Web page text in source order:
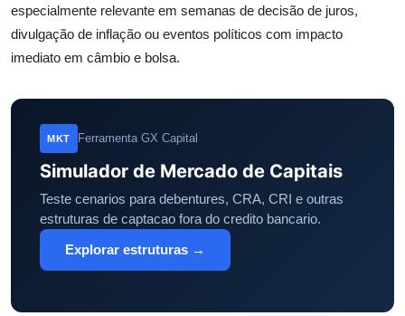
especialmente relevante em semanas de decisão de juros,
divulgação de inflação ou eventos políticos com impacto
imediato em câmbio e bolsa.
MKT Ferramenta GX Capital
Simulador de Mercado de Capitais
Teste cenarios para debentures, CRA, CRI e outras
estruturas de captacao fora do credito bancario.
Explorar estruturas →